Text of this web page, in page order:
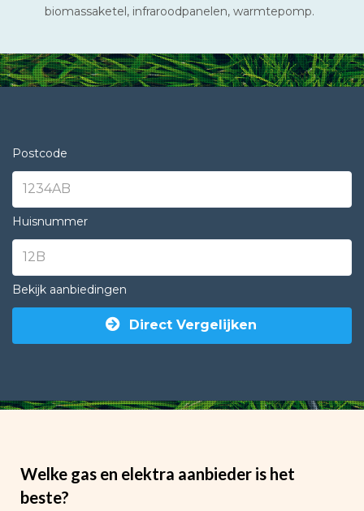
biomassaketel, infraroodpanelen, warmtepomp.
Postcode
Huisnummer
Bekijk aanbiedingen
Direct Vergelijken
Welke gas en elektra aanbieder is het
beste?